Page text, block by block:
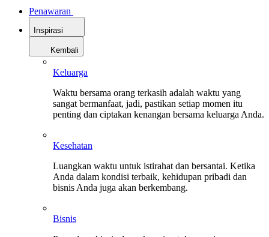
Penawaran
Inspirasi
Kembali
Keluarga
Waktu bersama orang terkasih adalah waktu yang
sangat bermanfaat, jadi, pastikan setiap momen itu
penting dan ciptakan kenangan bersama keluarga Anda.
Kesehatan
Luangkan waktu untuk istirahat dan bersantai. Ketika
Anda dalam kondisi terbaik, kehidupan pribadi dan
bisnis Anda juga akan berkembang.
Bisnis